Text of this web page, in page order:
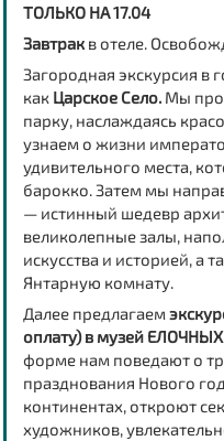
ТОЛЬКО НА 17.04
Завтракв отеле.
Загородная экскурсия в
как Царское Село.Мы
парку, наслаждаясь
узнаем о жизни
удивительного места,
барокко. Затем мы
— истинный шедевр
великолепные залы,
искусства и историей, а
Янтарную комнату.
Далее предлагаем
оплату) в музей
форме нам поведают о
празднования Нового
континентах, откроют
художников,